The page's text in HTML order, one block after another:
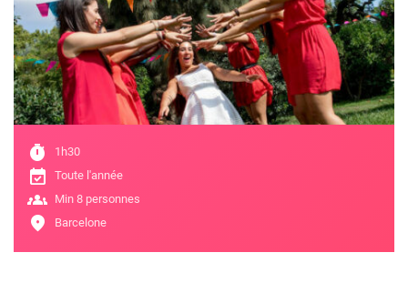
timer 1h30
event_available Toute l'année
groups Min 8 personnes
location_on Barcelone